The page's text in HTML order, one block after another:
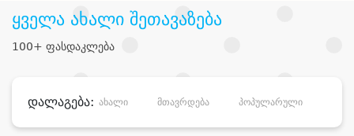
ყველა ახალი შეთავაზება
100+ ფასდაკლება
დალაგება: ახალი მთავრდება პოპულარული